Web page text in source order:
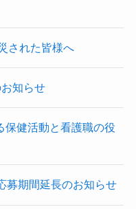
された皆様へ
知らせ
保健活動と看護職の役
期間延長のお知らせ